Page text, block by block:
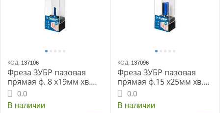
КОД: 137106
Фреза ЗУБР пазовая
прямая ф. 8 х19мм хв.
8мм H-54мм (28753-8-19)
0.0
В наличии
КОД: 137096
Фреза ЗУБР пазовая
прямая ф.15 х25мм хв.
8мм H-56мм (28753-15-
25)
0.0
В наличии